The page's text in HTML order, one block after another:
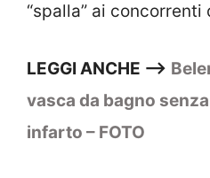
“spalla” ai concorrenti
LEGGI ANCHE —–>
vasca da bagno
infarto – FOTO